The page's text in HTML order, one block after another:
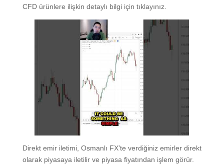
CFD ürünlere ilişkin detaylı bilgi için tıklayınız.
Direkt emir iletimi, Osmanlı FX’te verdiğiniz emirler direkt
olarak piyasaya iletilir ve piyasa fiyatından işlem görür.